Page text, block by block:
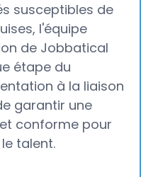
susceptibles de
l'équipe
de Jobbatical
étape du
à la liaison
garantir une
conforme pour
talent.